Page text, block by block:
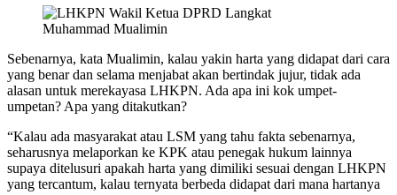
Muhammad Mualimin
Sebenarnya, kata Mualimin, kalau yakin harta yang didapat dari cara
yang benar dan selama menjabat akan bertindak jujur, tidak ada
alasan untuk merekayasa LHKPN. Ada apa ini kok umpet-
umpetan? Apa yang ditakutkan?
“Kalau ada masyarakat atau LSM yang tahu fakta sebenarnya,
seharusnya melaporkan ke KPK atau penegak hukum lainnya
supaya ditelusuri apakah harta yang dimiliki sesuai dengan LHKPN
yang tercantum, kalau ternyata berbeda didapat dari mana hartanya